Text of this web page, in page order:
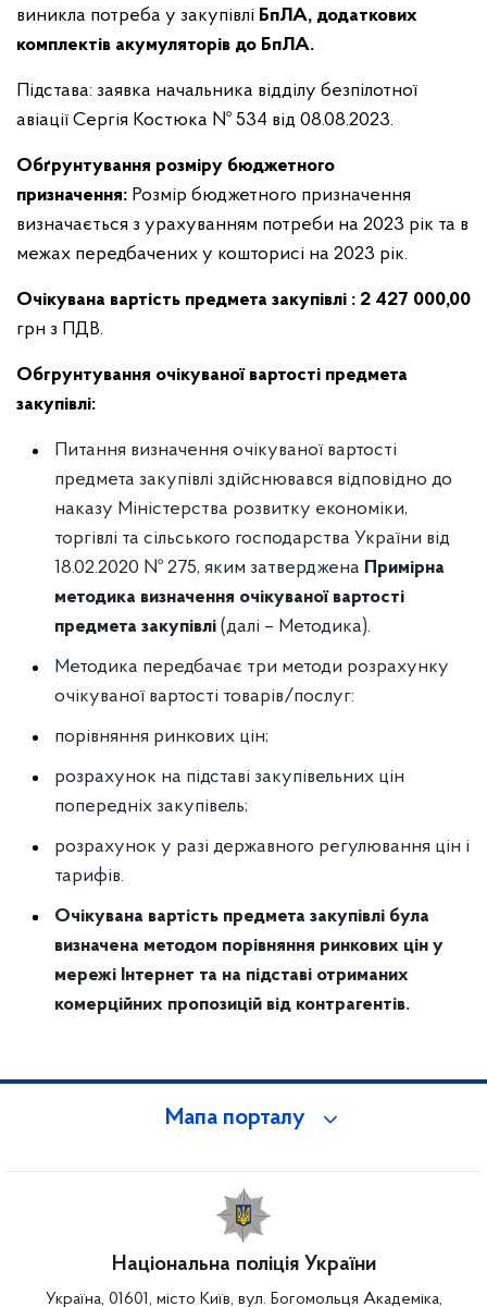
виникла потреба у закупівлі БпЛА, додаткових
комплектів акумуляторів до БпЛА.
Підстава: заявка начальника відділу безпілотної
авіації Сергія Костюка № 534 від 08.08.2023.
Обґрунтування розміру бюджетного
призначення: Розмір бюджетного призначення
визначається з урахуванням потреби на 2023 рік та в
межах передбачених у кошторисі на 2023 рік.
Очікувана вартість предмета закупівлі : 2 427 000,00
грн з ПДВ.
Обгрунтування очікуваної вартості предмета
закупівлі:
Питання визначення очікуваної вартості
предмета закупівлі здійснювався відповідно до
наказу Міністерства розвитку економіки,
торгівлі та сільського господарства України від
18.02.2020 № 275, яким затверджена Примірна
методика визначення очікуваної вартості
предмета закупівлі (далі – Методика).
Методика передбачає три методи розрахунку
очікуваної вартості товарів/послуг:
порівняння ринкових цін;
розрахунок на підставі закупівельних цін
попередніх закупівель;
розрахунок у разі державного регулювання цін і
тарифів.
Очікувана вартість предмета закупівлі була
визначена методом порівняння ринкових цін у
мережі Інтернет та на підставі отриманих
комерційних пропозицій від контрагентів.
Мапа порталу
Національна поліція України
Україна, 01601, місто Київ, вул. Богомольця Академіка,